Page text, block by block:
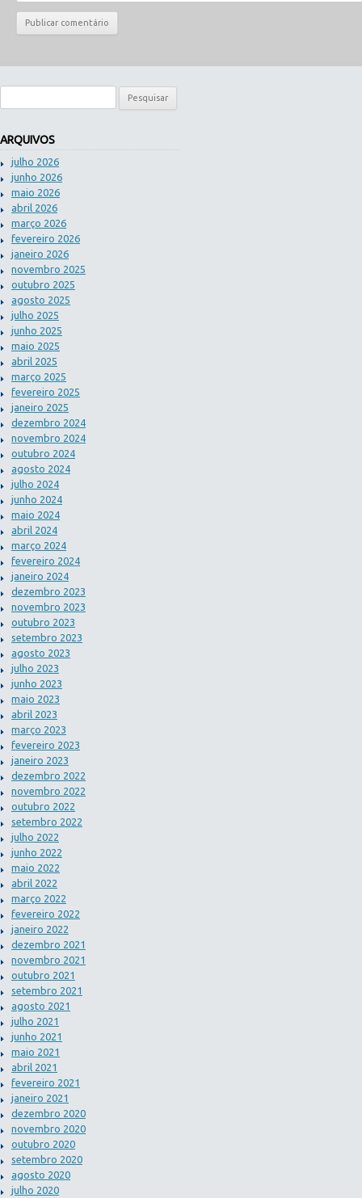
Pesquisar por:
ARQUIVOS
julho 2026
junho 2026
maio 2026
abril 2026
março 2026
fevereiro 2026
janeiro 2026
novembro 2025
outubro 2025
agosto 2025
julho 2025
junho 2025
maio 2025
abril 2025
março 2025
fevereiro 2025
janeiro 2025
dezembro 2024
novembro 2024
outubro 2024
agosto 2024
julho 2024
junho 2024
maio 2024
abril 2024
março 2024
fevereiro 2024
janeiro 2024
dezembro 2023
novembro 2023
outubro 2023
setembro 2023
agosto 2023
julho 2023
junho 2023
maio 2023
abril 2023
março 2023
fevereiro 2023
janeiro 2023
dezembro 2022
novembro 2022
outubro 2022
setembro 2022
julho 2022
junho 2022
maio 2022
abril 2022
março 2022
fevereiro 2022
janeiro 2022
dezembro 2021
novembro 2021
outubro 2021
setembro 2021
agosto 2021
julho 2021
junho 2021
maio 2021
abril 2021
fevereiro 2021
janeiro 2021
dezembro 2020
novembro 2020
outubro 2020
setembro 2020
agosto 2020
julho 2020